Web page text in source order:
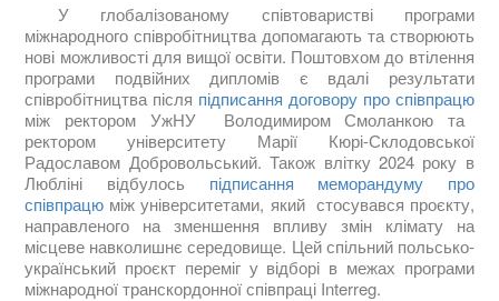
У глобалізованому співтоваристві програми
міжнародного співробітництва допомагають та створюють
нові можливості для вищої освіти. Поштовхом до втілення
програми подвійних дипломів є вдалі результати
співробітництва після підписання договору про співпрацю
між ректором УжНУ Володимиром Смоланкою та
ректором університету Марії Кюрі-Склодовської
Радославом Добровольський. Також влітку 2024 року в
Любліні відбулось підписання меморандуму про
співпрацю між університетами, який стосувався проєкту,
направленого на зменшення впливу змін клімату на
місцеве навколишнє середовище. Цей спільний польсько-
український проєкт переміг у відборі в межах програми
міжнародної транскордонної співпраці Interreg.